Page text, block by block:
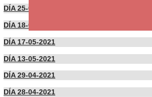
DÍA 25-05-2021
DÍA 18-05-2021
DÍA 17-05-2021
DÍA 13-05-2021
DÍA 29-04-2021
DÍA 28-04-2021